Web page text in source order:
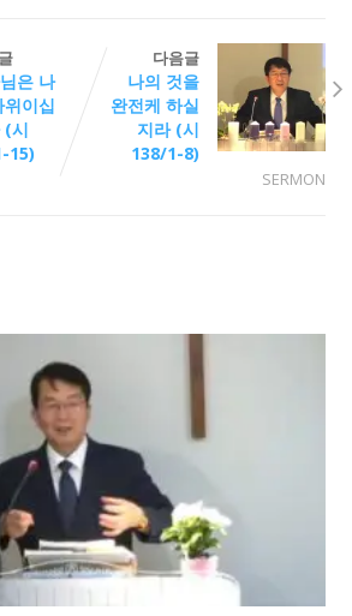
은 나
위이십
(시
15)
다음글
나의 것을
완전케 하실
지라 (시
138/1-8)
SERMON